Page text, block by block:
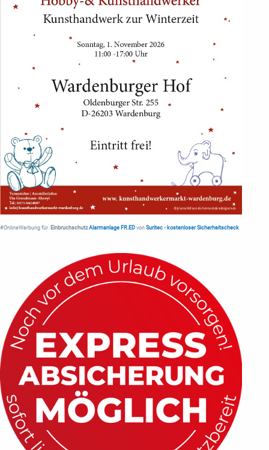
#OnlineWerbung für Einbruchschutz Alarmanlage FR.ED von Suritec • kostenloser Sicherheitscheck